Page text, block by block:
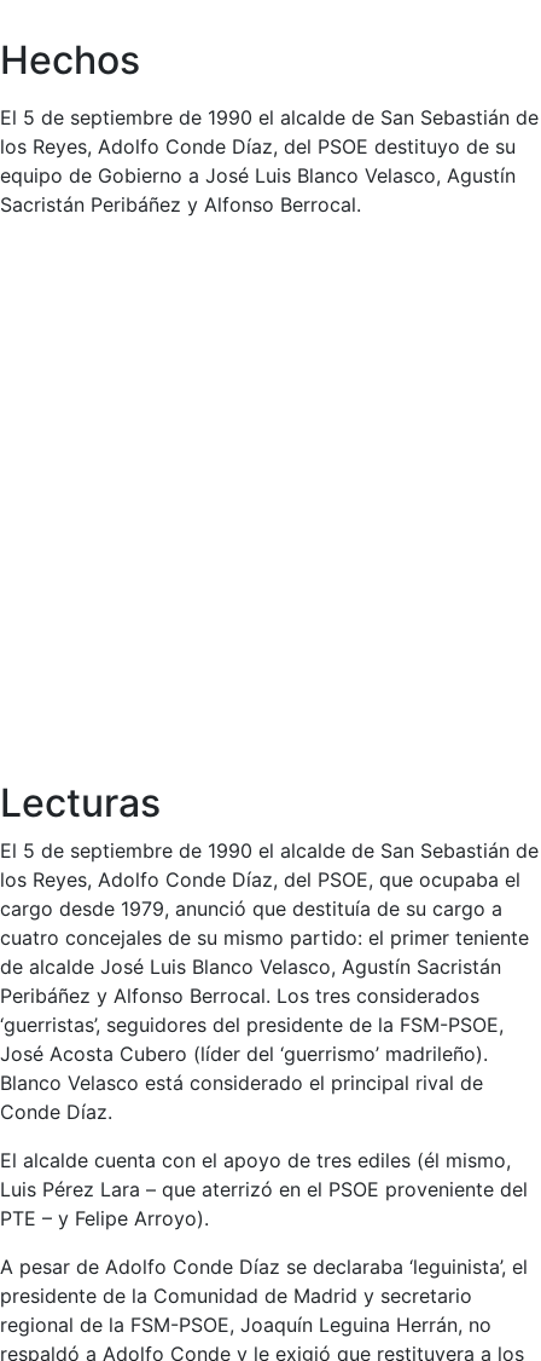
Hechos
El 5 de septiembre de 1990 el alcalde de San Sebastián de
los Reyes, Adolfo Conde Díaz, del PSOE destituyo de su
equipo de Gobierno a José Luis Blanco Velasco, Agustín
Sacristán Peribáñez y Alfonso Berrocal.
Lecturas
El 5 de septiembre de 1990 el alcalde de San Sebastián de
los Reyes, Adolfo Conde Díaz, del PSOE, que ocupaba el
cargo desde 1979, anunció que destituía de su cargo a
cuatro concejales de su mismo partido: el primer teniente
de alcalde José Luis Blanco Velasco, Agustín Sacristán
Peribáñez y Alfonso Berrocal. Los tres considerados
‘guerristas’, seguidores del presidente de la FSM-PSOE,
José Acosta Cubero (líder del ‘guerrismo’ madrileño).
Blanco Velasco está considerado el principal rival de
Conde Díaz.
El alcalde cuenta con el apoyo de tres ediles (él mismo,
Luis Pérez Lara – que aterrizó en el PSOE proveniente del
PTE – y Felipe Arroyo).
A pesar de Adolfo Conde Díaz se declaraba ‘leguinista’, el
presidente de la Comunidad de Madrid y secretario
regional de la FSM-PSOE, Joaquín Leguina Herrán, no
respaldó a Adolfo Conde y le exigió que restituyera a los